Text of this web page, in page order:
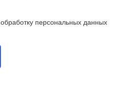
обработку персональных данных